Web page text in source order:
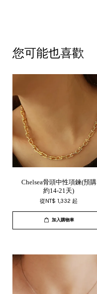
您可能也喜歡
Chelsea骨頭中性項鍊(預購
約14-21天)
從NT$ 1,332起
加入購物車